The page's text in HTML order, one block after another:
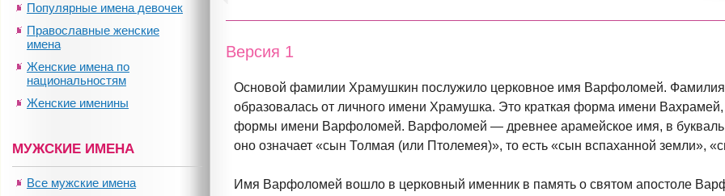
Версия 1
Основой фамилии Храмушкин послужило церковное имя Варфоломей.
образовалась от личного имени Храмушка. Это краткая форма имени
формы имени Варфоломей. Варфоломей — древнее арамейское имя, в
оно означает «сын Толмая (или Птолемея)», то есть «сын вспаханной земли»,
Имя Варфоломей вошло в церковный именник в память о святом апостоле
Популярные имена девочек
Православные женские
имена
Женские имена по
национальностям
Женские именины
МУЖСКИЕ ИМЕНА
Все мужские имена